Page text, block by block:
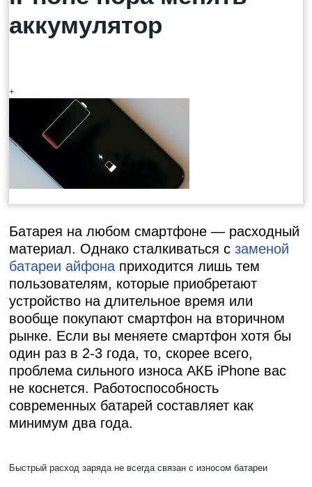
аккумулятор
+
Батарея на любом смартфоне — расходный
материал. Однако сталкиваться с заменой
батареи айфона приходится лишь тем
пользователям, которые приобретают
устройство на длительное время или
вообще покупают смартфон на вторичном
рынке. Если вы меняете смартфон хотя бы
один раз в 2-3 года, то, скорее всего,
проблема сильного износа АКБ iPhone вас
не коснется. Работоспособность
современных батарей составляет как
минимум два года.
Быстрый расход заряда не всегда связан с износом батареи